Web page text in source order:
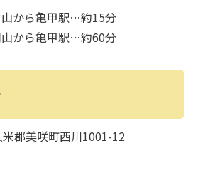
から亀甲駅…約15分
から亀甲駅…約60分
郡美咲町西川1001-12